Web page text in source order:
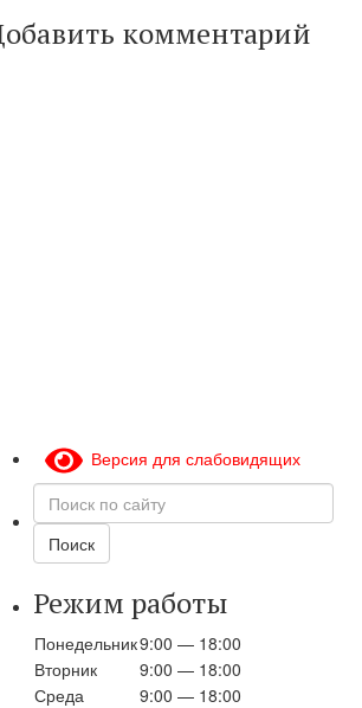
комментарий
Версия для слабовидящих
Поиск
по
сайту
Поиск
Режим работы
Понедельник9:00 — 18:00
Вторник
9:00 — 18:00
Среда
9:00 — 18:00